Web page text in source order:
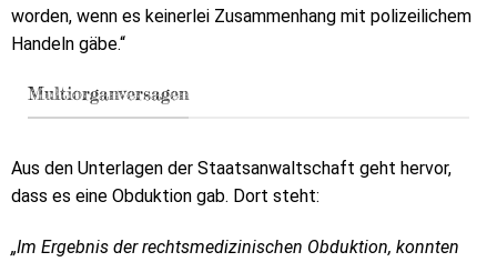
worden, wenn es keinerlei Zusammenhang mit polizeilichem
Handeln gäbe.“
Multiorganversagen
Aus den Unterlagen der Staatsanwaltschaft geht hervor,
dass es eine Obduktion gab. Dort steht:
„Im Ergebnis der rechtsmedizinischen Obduktion, konnten